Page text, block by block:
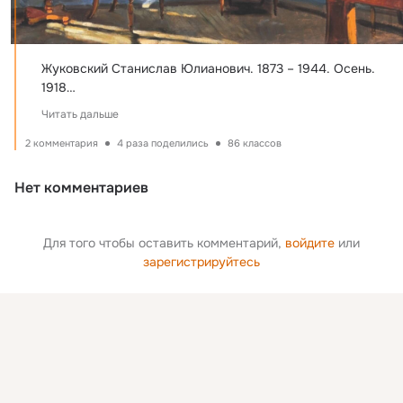
Жуковский Станислав Юлианович. 1873 – 1944. Осень.
1918
В тревожные, переломные годы начала ХХ века образ
дворянской усадьбы воплощал все лучшее, что было в
Читать дальше
2 комментария 4 раза поделились 86 классов
Нет комментариев
Для того чтобы оставить комментарий, войдите или
зарегистрируйтесь